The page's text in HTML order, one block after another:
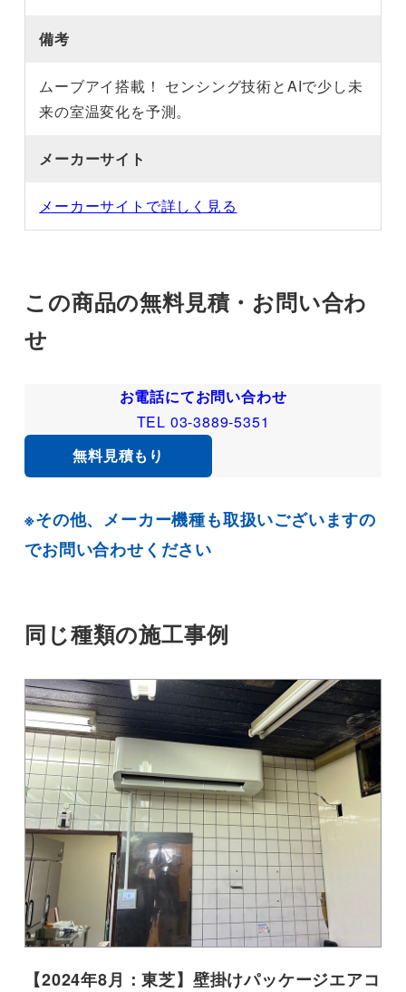
備考
ムーブアイ搭載！ センシング技術とAIで少し未
来の室温変化を予測。
メーカーサイト
メーカーサイトで詳しく見る
この商品の無料見積・お問い合わ
せ
お電話にてお問い合わせ
TEL 03-3889-5351
無料見積もり
※その他、メーカー機種も取扱いございますの
でお問い合わせください
同じ種類の施工事例
【2024年8月：東芝】壁掛けパッケージエアコ